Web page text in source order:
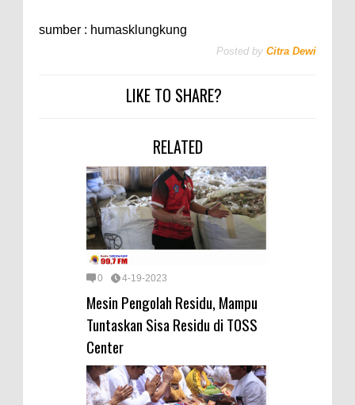
sumber : humasklungkung
Posted by Citra Dewi
LIKE TO SHARE?
RELATED
0 4-19-2023
Mesin Pengolah Residu, Mampu
Tuntaskan Sisa Residu di TOSS
Center